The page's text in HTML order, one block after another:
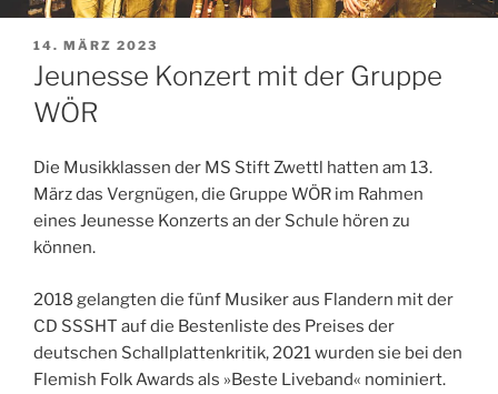
VERÖFFENTLICHT
AM
14. MÄRZ 2023
Jeunesse Konzert mit der Gruppe
WÖR
Die Musikklassen der MS Stift Zwettl hatten am 13.
März das Vergnügen, die Gruppe WÖR im Rahmen
eines Jeunesse Konzerts an der Schule hören zu
können.
2018 gelangten die fünf Musiker aus Flandern mit der
CD SSSHT auf die Bestenliste des Preises der
deutschen Schallplattenkritik, 2021 wurden sie bei den
Flemish Folk Awards als »Beste Liveband« nominiert.